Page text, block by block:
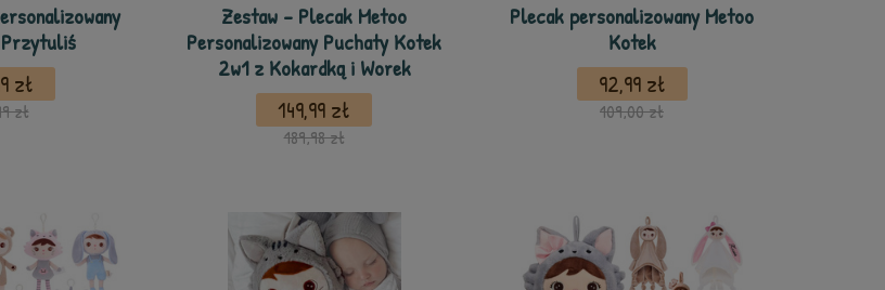
zł
zł
Zestaw - Plecak Metoo
Personalizowany Puchaty Kotek
2w1 z Kokardką i Worek
149,99 zł
189,98 zł
Plecak personalizowany Metoo
Kotek
92,99 zł
109,00 zł